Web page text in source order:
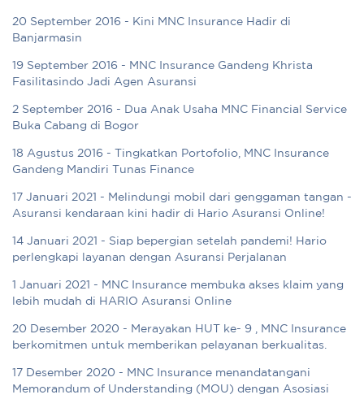
20 September 2016 - Kini MNC Insurance Hadir di
Banjarmasin
19 September 2016 - MNC Insurance Gandeng Khrista
Fasilitasindo Jadi Agen Asuransi
2 September 2016 - Dua Anak Usaha MNC Financial Service
Buka Cabang di Bogor
18 Agustus 2016 - Tingkatkan Portofolio, MNC Insurance
Gandeng Mandiri Tunas Finance
17 Januari 2021 - Melindungi mobil dari genggaman tangan -
Asuransi kendaraan kini hadir di Hario Asuransi Online!
14 Januari 2021 - Siap bepergian setelah pandemi! Hario
perlengkapi layanan dengan Asuransi Perjalanan
1 Januari 2021 - MNC Insurance membuka akses klaim yang
lebih mudah di HARIO Asuransi Online
20 Desember 2020 - Merayakan HUT ke- 9 , MNC Insurance
berkomitmen untuk memberikan pelayanan berkualitas.
17 Desember 2020 - MNC Insurance menandatangani
Memorandum of Understanding (MOU) dengan Asosiasi